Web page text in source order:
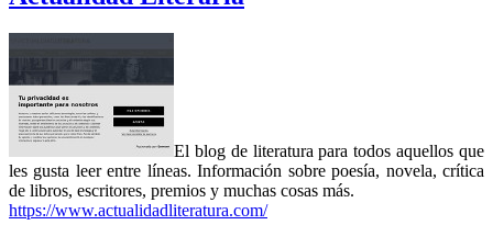
El blog de literatura para todos aquellos que
les gusta leer entre líneas. Información sobre poesía, novela, crítica
de libros, escritores, premios y muchas cosas más.
https://www.actualidadliteratura.com/